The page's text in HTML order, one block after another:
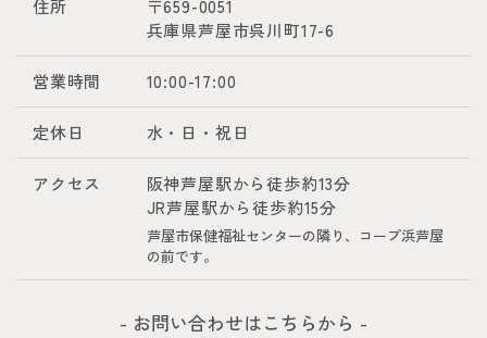
住所
〒659-0051
兵庫県芦屋市呉川町17-6
営業時間 10:00-17:00
定休日 水・日・祝日
アクセス
阪神芦屋駅から徒歩約13分
JR芦屋駅から徒歩約15分
芦屋市保健福祉センターの隣り、コープ浜芦屋
の前です。
- お問い合わせはこちらから -